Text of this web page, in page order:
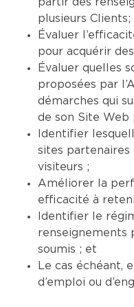
plusieurs Clients;
Évaluer
pour acquérir
Évaluer quelles
proposées par
démarches qui
de son Site Web ;
Identifier
sites partenaires
visiteurs ;
Améliorer la
efficacité à
Identifier le
renseignements
soumis ; et
Le cas échéant,
d’emploi ou